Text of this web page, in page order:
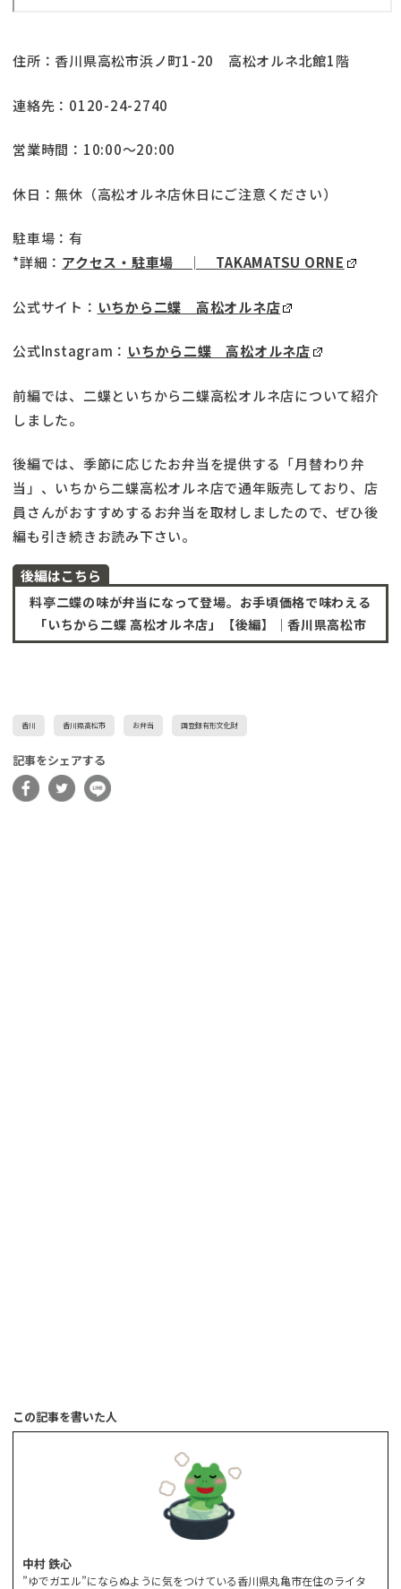
住所：香川県高松市浜ノ町1-20 高松オルネ北館1階
連絡先：0120-24-2740
営業時間：10:00～20:00
休日：無休（高松オルネ店休日にご注意ください）
駐車場：有
*詳細： アクセス・駐車場 │ TAKAMATSU ORNE
公式サイト： いちから二蝶 高松オルネ店
公式Instagram： いちから二蝶 高松オルネ店
前編では、二蝶といちから二蝶高松オルネ店について紹介
しました。
後編では、季節に応じたお弁当を提供する「月替わり弁
当」、いちから二蝶高松オルネ店で通年販売しており、店
員さんがおすすめするお弁当を取材しましたので、ぜひ後
編も引き続きお読み下さい。
後編はこちら
料亭二蝶の味が弁当になって登場。お手頃価格で味わえる
「いちから二蝶 高松オルネ店」【後編】｜香川県高松市
香川 香川県高松市 お弁当 国登録有形文化財
記事をシェアする
この記事を書いた人
中村 鉄心
”ゆでガエル”にならぬように気をつけている香川県丸亀市在住のライタ